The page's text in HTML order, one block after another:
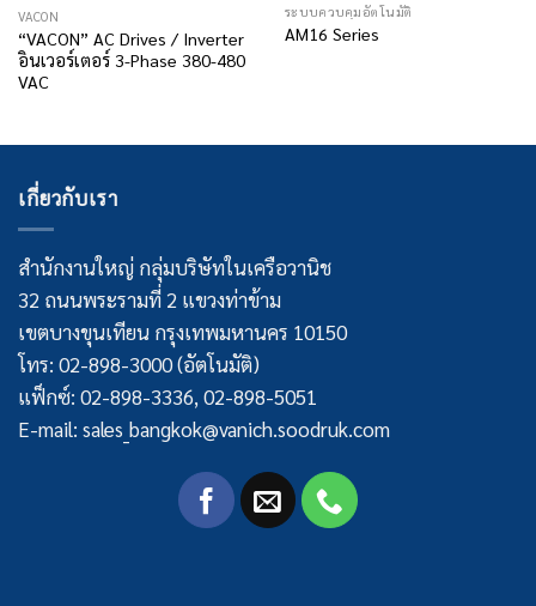
VACON
“VACON” AC Drives / Inverter
อินเวอร์เตอร์ 3-Phase 380-480
VAC
ระบบควบคุมอัตโนมัติ
AM16 Series
เกี่ยวกับเรา
สำนักงานใหญ่ กลุ่มบริษัทในเครือวานิช
32 ถนนพระรามที่ 2 แขวงท่าข้าม
เขตบางขุนเทียน กรุงเทพมหานคร 10150
โทร: 02-898-3000 (อัตโนมัติ)
แฟ็กซ์: 02-898-3336, 02-898-5051
E-mail: sales_bangkok@vanich.soodruk.com